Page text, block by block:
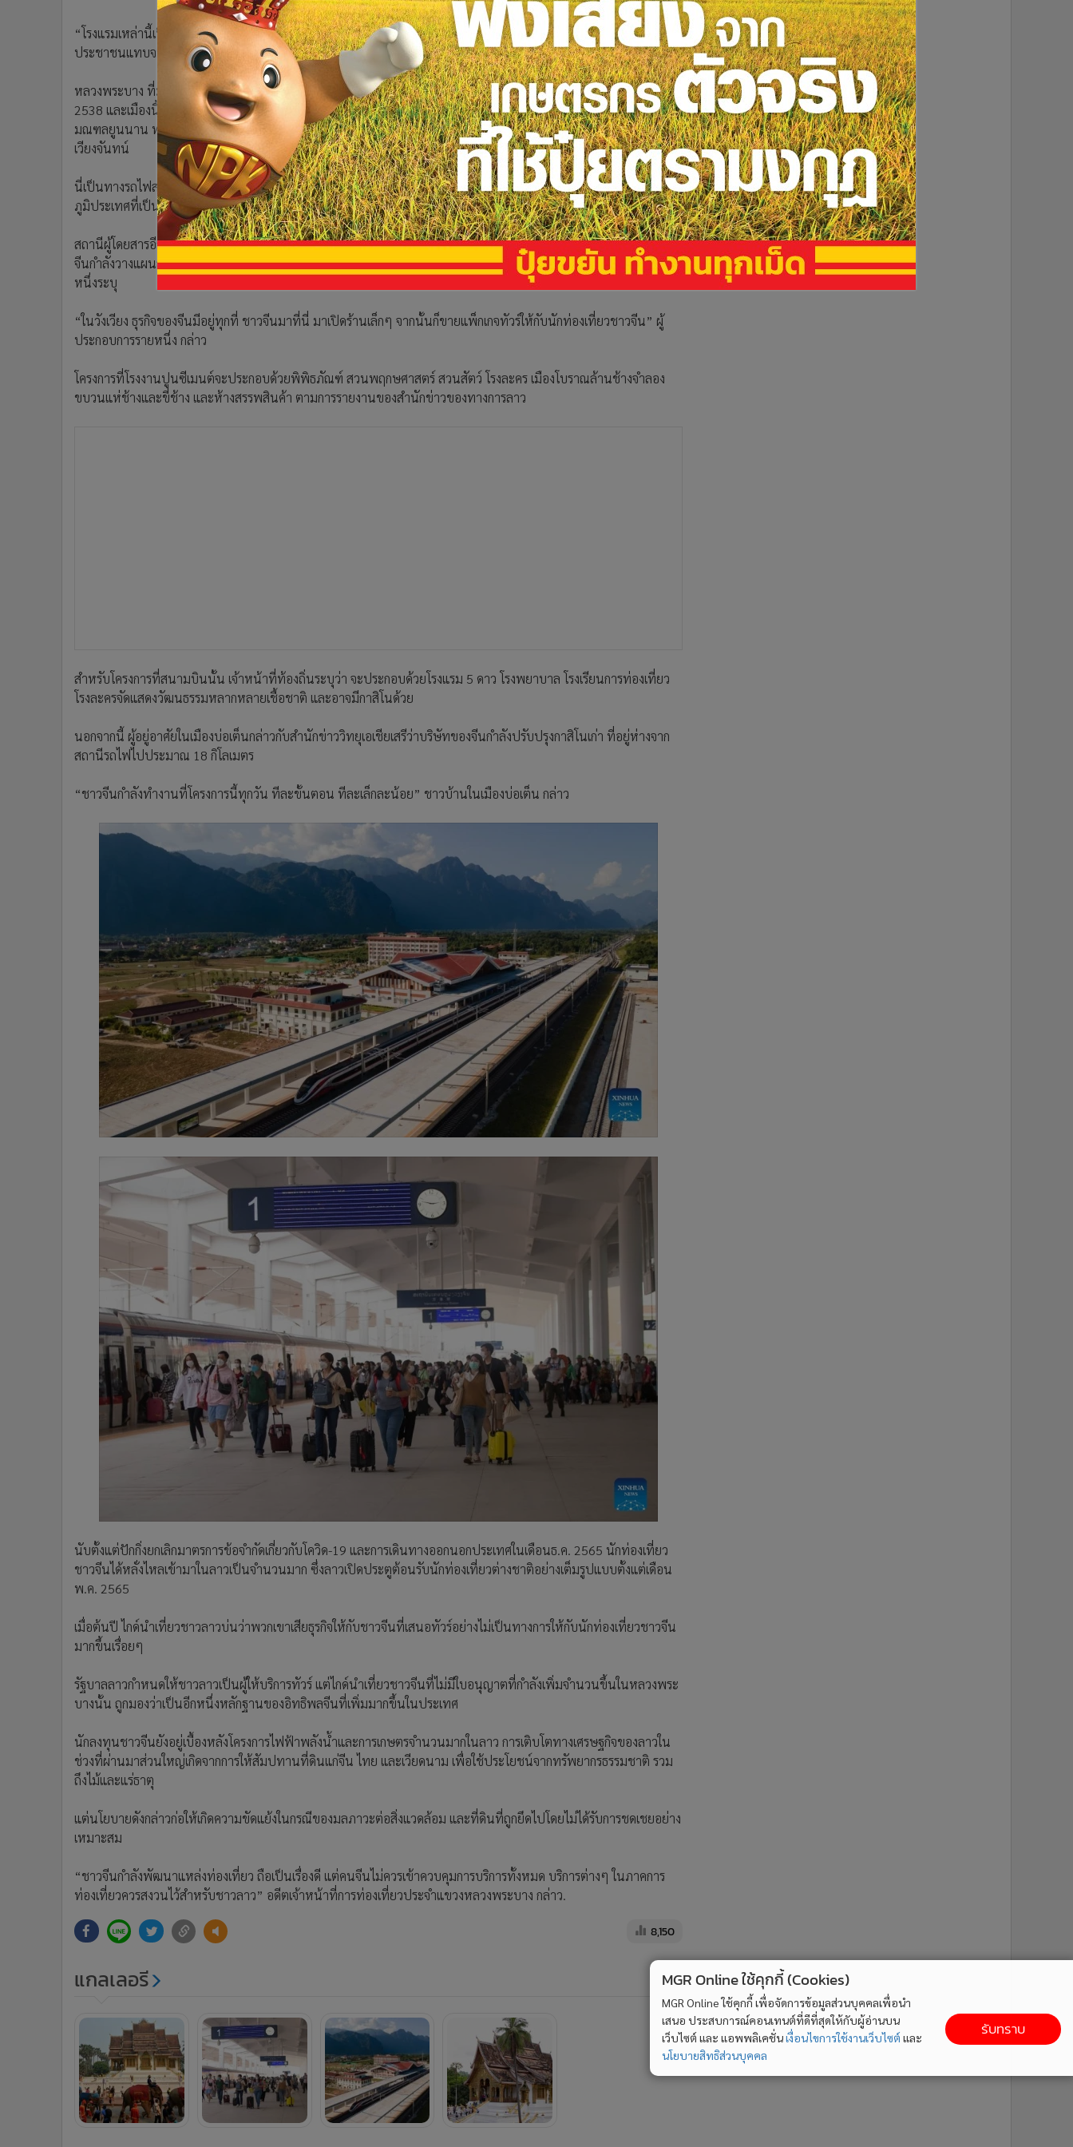
Celeb Online
Gotomanager
“โรงแรมเหล่านี้เป็นของคนจีน และร้านอาหารก็จะเป็นของคนจีนเช่นกัน แน่นอนว่าเงินจะตกเป็นของจีน ส่วนลาวและ
ประชาชนแทบจะไม่ได้อะไรเลย” นักธุรกิจชาวลาวรายหนึ่ง กล่าวกับสำนักข่าววิทยุเอเชียเสรี
หลวงพระบาง ที่มีความสำคัญทางสถาปัตยกรรมและวัฒนธรรม ได้รับการขึ้นทะเบียนเป็นมรดกโลกโดยองค์การยูเนสโกในปี
2538 และเมืองนี้เป็นหนึ่งใน 10 สถานีผู้โดยสารบนเส้นทางรถไฟความเร็วสูงลาว-จีน ที่เปิดให้บริการในปี 2564 ที่วิ่งจาก
มณฑลยูนนาน ทางตะวันตกเฉียงใต้ของจีน ผ่านเมืองชายแดนบ่อเต็น ในแขวงหลวงน้ำทาของลาว เข้ามายังนครหลวง
เวียงจันทน์
นี่เป็นทางรถไฟสายแรกที่เจาะเข้ามาในลาว ประเทศที่โครงสร้างพื้นฐานด้านคมนาคมถูกจำกัดมานานเนื่องจากความยากจน
ภูมิประเทศที่เป็นภูเขา และประชากรที่เบาบาง
สถานีผู้โดยสารอีกแห่งหนึ่งอยู่ในเมืองวังเวียง ซึ่งถือเป็นพื้นที่ที่มีทัศนียภาพสวยงามที่สุดแห่งหนึ่งของประเทศ บริษัทของ
จีนกำลังวางแผนสร้างแหล่งท่องเที่ยวขนาดใหญ่ที่โรงงานปูนซีเมนต์เก่า และที่สนามบินร้างของเมือง เจ้าของบริษัททัวร์ราย
หนึ่งระบุ
“ในวังเวียง ธุรกิจของจีนมีอยู่ทุกที่ ชาวจีนมาที่นี่ มาเปิดร้านเล็กๆ จากนั้นก็ขายแพ็กเกจทัวร์ให้กับนักท่องเที่ยวชาวจีน” ผู้
ประกอบการรายหนึ่ง กล่าว
โครงการที่โรงงานปูนซีเมนต์จะประกอบด้วยพิพิธภัณฑ์ สวนพฤกษศาสตร์ สวนสัตว์ โรงละคร เมืองโบราณล้านช้างจำลอง
ขบวนแห่ช้างและขี่ช้าง และห้างสรรพสินค้า ตามการรายงานของสำนักข่าวของทางการลาว
สำหรับโครงการที่สนามบินนั้น เจ้าหน้าที่ท้องถิ่นระบุว่า จะประกอบด้วยโรงแรม 5 ดาว โรงพยาบาล โรงเรียนการท่องเที่ยว
โรงละครจัดแสดงวัฒนธรรมหลากหลายเชื้อชาติ และอาจมีกาสิโนด้วย
นอกจากนี้ ผู้อยู่อาศัยในเมืองบ่อเต็นกล่าวกับสำนักข่าววิทยุเอเชียเสรีว่าบริษัทของจีนกำลังปรับปรุงกาสิโนเก่า ที่อยู่ห่างจาก
สถานีรถไฟไปประมาณ 18 กิโลเมตร
“ชาวจีนกำลังทำงานที่โครงการนี้ทุกวัน ทีละขั้นตอน ทีละเล็กละน้อย” ชาวบ้านในเมืองบ่อเต็น กล่าว
นับตั้งแต่ปักกิ่งยกเลิกมาตรการข้อจำกัดเกี่ยวกับโควิด-19 และการเดินทางออกนอกประเทศในเดือนธ.ค. 2565 นักท่องเที่ยว
ชาวจีนได้หลั่งไหลเข้ามาในลาวเป็นจำนวนมาก ซึ่งลาวเปิดประตูต้อนรับนักท่องเที่ยวต่างชาติอย่างเต็มรูปแบบตั้งแต่เดือน
พ.ค. 2565
เมื่อต้นปี ไกด์นำเที่ยวชาวลาวบ่นว่าพวกเขาเสียธุรกิจให้กับชาวจีนที่เสนอทัวร์อย่างไม่เป็นทางการให้กับนักท่องเที่ยวชาวจีน
มากขึ้นเรื่อยๆ
รัฐบาลลาวกำหนดให้ชาวลาวเป็นผู้ให้บริการทัวร์ แต่ไกด์นำเที่ยวชาวจีนที่ไม่มีใบอนุญาตที่กำลังเพิ่มจำนวนขึ้นในหลวงพระ
บางนั้น ถูกมองว่าเป็นอีกหนึ่งหลักฐานของอิทธิพลจีนที่เพิ่มมากขึ้นในประเทศ
นักลงทุนชาวจีนยังอยู่เบื้องหลังโครงการไฟฟ้าพลังน้ำและการเกษตรจำนวนมากในลาว การเติบโตทางเศรษฐกิจของลาวใน
ช่วงที่ผ่านมาส่วนใหญ่เกิดจากการให้สัมปทานที่ดินแก่จีน ไทย และเวียดนาม เพื่อใช้ประโยชน์จากทรัพยากรธรรมชาติ รวม
ถึงไม้และแร่ธาตุ
แต่นโยบายดังกล่าวก่อให้เกิดความขัดแย้งในกรณีของมลภาวะต่อสิ่งแวดล้อม และที่ดินที่ถูกยึดไปโดยไม่ได้รับการชดเชยอย่าง
เหมาะสม
“ชาวจีนกำลังพัฒนาแหล่งท่องเที่ยว ถือเป็นเรื่องดี แต่คนจีนไม่ควรเข้าควบคุมการบริการทั้งหมด บริการต่างๆ ในภาคการ
ท่องเที่ยวควรสงวนไว้สำหรับชาวลาว” อดีตเจ้าหน้าที่การท่องเที่ยวประจำแขวงหลวงพระบาง กล่าว.
8,150
แกลเลอรี MGR Online ใช้คุกกี้ (Cookies)
MGR Online ใช้คุกกี้ เพื่อจัดการข้อมูลส่วนบุคคลเพื่อนำ
เสนอ ประสบการณ์คอนเทนต์ที่ดีที่สุดให้กับผู้อ่านบน
เว็บไซต์ และ แอพพลิเคชั่นเงื่อนไขการใช้งานเว็บไซต์ และ
นโยบายสิทธิส่วนบุคคล
รับทราบ